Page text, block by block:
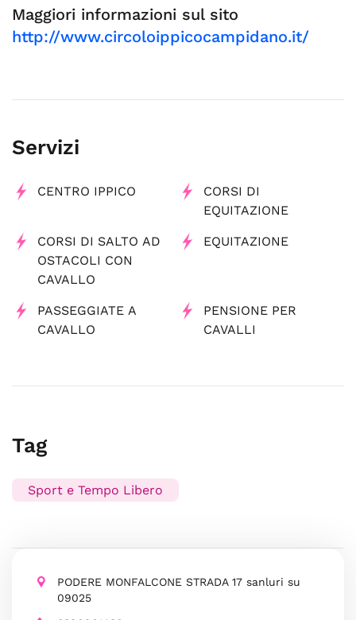
Maggiori informazioni sul sito
http://www.circoloippicocampidano.it/
Servizi
CENTRO IPPICO
CORSI DI
EQUITAZIONE
CORSI DI SALTO AD
OSTACOLI CON
CAVALLO
EQUITAZIONE
PASSEGGIATE A
CAVALLO
PENSIONE PER
CAVALLI
Tag
Sport e Tempo Libero
PODERE MONFALCONE STRADA 17 sanluri su
09025